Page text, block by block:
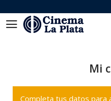
Mi
Completa tus datos para